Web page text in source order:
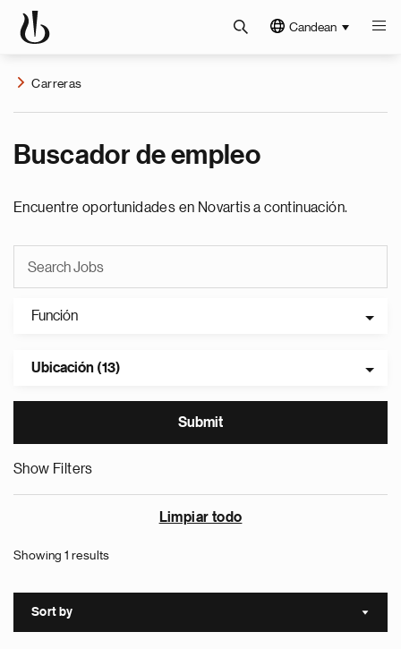
Candean
Carreras
Buscador de empleo
Encuentre oportunidades en Novartis a continuación.
Función
Ubicación (13)
Show Filters
Limpiar todo
Showing 1 results
Sort by Sort